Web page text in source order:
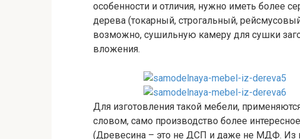
особенности и отличия, нужно иметь более
дерева (токарный, строгальный,
возможно, сушильную камеру для сушки
вложения.
Для изготовления такой мебели,
словом, само производство более
(Древесина – это не ДСП и даже не МДФ. Из